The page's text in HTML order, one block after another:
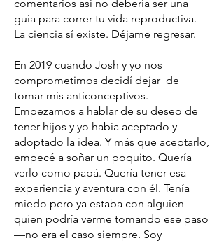
comentarios así no debería ser una
guía para correr tu vida reproductiva.
La ciencia sí existe. Déjame regresar.
En 2019 cuando Josh y yo nos
comprometimos decidí dejar de
tomar mis anticonceptivos.
Empezamos a hablar de su deseo de
tener hijos y yo había aceptado y
adoptado la idea. Y más que aceptarlo,
empecé a soñar un poquito. Quería
verlo como papá. Quería tener esa
experiencia y aventura con él. Tenía
miedo pero ya estaba con alguien
quien podría verme tomando ese paso
—no era el caso siempre. Soy